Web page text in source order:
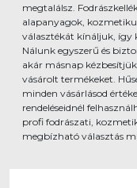
megtalálsz.
alapanyagok,
választékát kínáljuk, így
Nálunk egyszerű és
akár másnap
vásárolt termékeket.
minden vásárlásod
rendeléseidnél
profi fodrászati,
megbízható választás